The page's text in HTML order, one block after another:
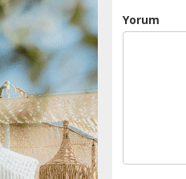
Yorum